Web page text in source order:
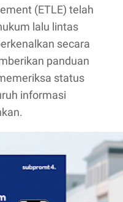
(ETLE) telah
lalu lintas
secara
panduan
status
informasi